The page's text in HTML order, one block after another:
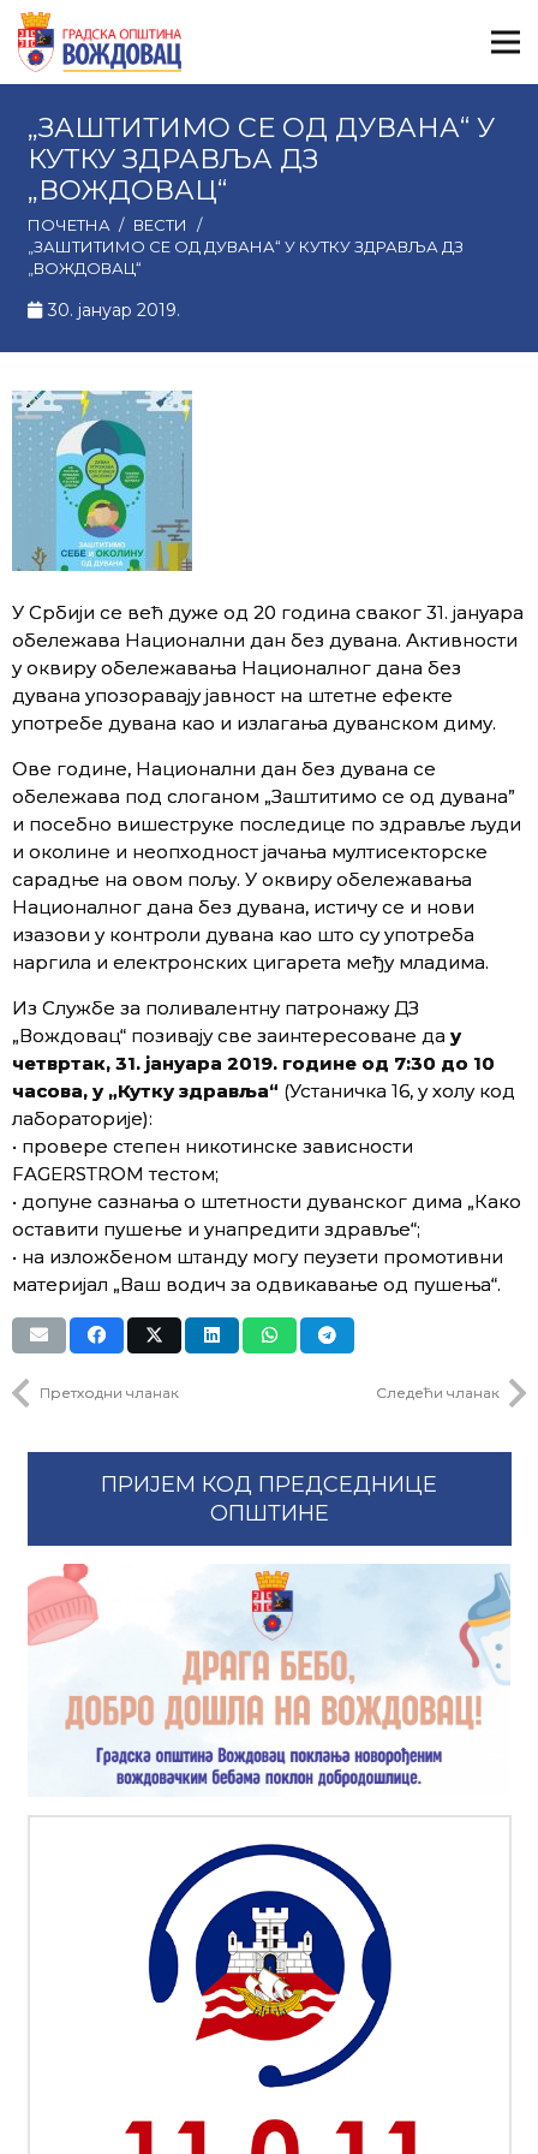
„ЗАШТИТИМО СЕ ОД ДУВАНА“ У
КУТКУ ЗДРАВЉА ДЗ
„ВОЖДОВАЦ“
ПОЧЕТНА / ВЕСТИ
/
„ЗАШТИТИМО СЕ ОД ДУВАНА“ У КУТКУ ЗДРАВЉА ДЗ
„ВОЖДОВАЦ“
30. јануар 2019.
У Србији се већ дуже од 20 година сваког 31. јануара
обележава Национални дан без дувана. Активности
у оквиру обележавања Националног дана без
дувана упозоравају јавност на штетне ефекте
употребе дувана као и излагања дуванском диму.
Ове године, Национални дан без дувана се
обележава под слоганом „Заштитимо се од дувана”
и посебно вишеструке последице по здравље људи
и околине и неопходност јачања мултисекторске
сарадње на овом пољу. У оквиру обележавања
Националног дана без дувана, истичу се и нови
изазови у контроли дувана као што су употреба
наргила и електронских цигарета међу младима.
Из Службе за поливалентну патронажу ДЗ
„Вождовац“ позивају све заинтересоване да у
четвртак, 31. јануара 2019. године од 7:30 до 10
часова, у „Кутку здравља“ (Устаничка 16, у холу код
лабораторије):
• провере степен никотинске зависности
FAGERSTROM тестoм;
• допуне сазнања о штетности дуванског дима „Како
оставити пушење и унапредити здравље“;
• на изложбеном штанду могу пеузети промотивни
материјал „Ваш водич за одвикавање од пушења“.
Претходни чланак Следећи чланак
ПРИЈЕМ КОД ПРЕДСЕДНИЦЕ
ОПШТИНЕ